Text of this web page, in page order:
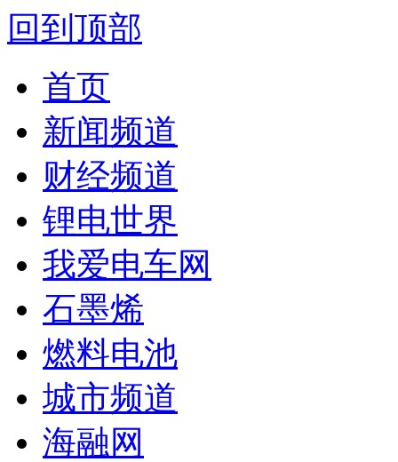
回到顶部
首页
新闻频道
财经频道
锂电世界
我爱电车网
石墨烯
燃料电池
城市频道
海融网